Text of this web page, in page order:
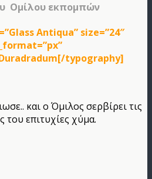
Ομίλου εκπομπών
Antiqua” size=”24″
typography]
και ο Όμιλος σερβίρει τις
του επιτυχίες χύμα.